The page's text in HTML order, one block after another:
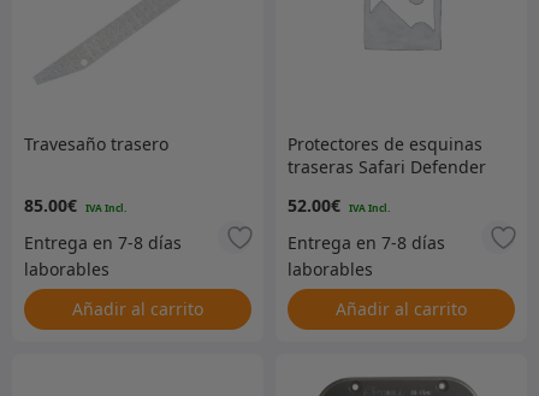
Travesaño trasero
85.00€
Añadir al carrito
Protectores de esquinas
traseras Safari Defender
plateado
52.00€
Añadir al carrito